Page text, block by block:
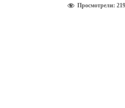
Просмотрели: 219